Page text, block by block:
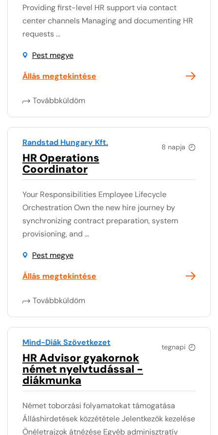
Providing first-level HR support via contact
center channels Managing and documenting HR
requests ...
Pest megye
Állás megtekintése
Továbbküldöm
8 napja
Randstad Hungary Kft.
HR Operations
Coordinator
Your Responsibilities Employee Lifecycle
Orchestration Own the new hire journey by
synchronizing contract preparation, system
provisioning, and ...
Pest megye
Állás megtekintése
Továbbküldöm
tegnapi
Mind-Diák Szövetkezet
HR Advisor gyakornok
német nyelvtudással -
diákmunka
Német toborzási folyamatokat támogatása
Álláshirdetések közzététele Jelentkezők kezelése
Önéletrajzok átnézése Egyéb adminisztratív